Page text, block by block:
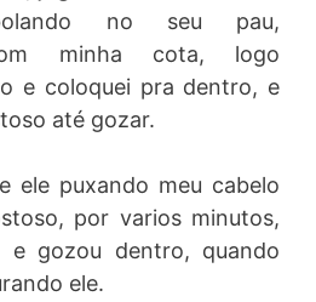
no seu pau,
minha cota, logo
e coloquei pra dentro, e
até gozar.
ele puxando meu cabelo
por varios minutos,
e gozou dentro, quando
ele.